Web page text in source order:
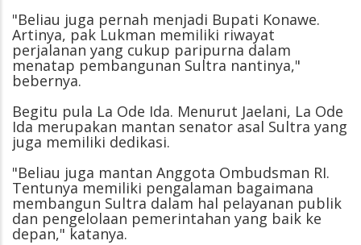
"Beliau juga pernah menjadi Bupati Konawe.
Artinya, pak Lukman memiliki riwayat
perjalanan yang cukup paripurna dalam
menatap pembangunan Sultra nantinya,"
bebernya.
Begitu pula La Ode Ida. Menurut Jaelani, La Ode
Ida merupakan mantan senator asal Sultra yang
juga memiliki dedikasi.
"Beliau juga mantan Anggota Ombudsman RI.
Tentunya memiliki pengalaman bagaimana
membangun Sultra dalam hal pelayanan publik
dan pengelolaan pemerintahan yang baik ke
depan," katanya.